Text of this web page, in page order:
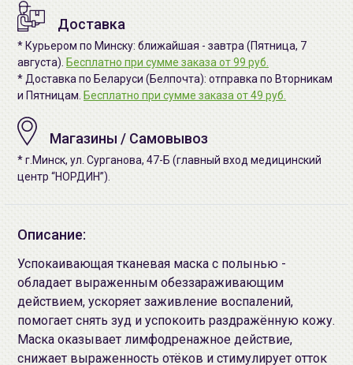
Доставка
* Курьером по Минску: ближайшая - завтра (Пятница, 7
августа). Бесплатно при сумме заказа от 99 руб.
* Доставка по Беларуси (Белпочта): отправка по Вторникам
и Пятницам. Бесплатно при сумме заказа от 49 руб.
Магазины / Самовывоз
* г.Минск, ул. Сурганова, 47-Б (главный вход медицинский
центр “НОРДИН”).
Описание:
Успокаивающая тканевая маска с полынью -
обладает выраженным обеззараживающим
действием, ускоряет заживление воспалений,
помогает снять зуд и успокоить раздражённую кожу.
Маска оказывает лимфодренажное действие,
снижает выраженность отёков и стимулирует отток